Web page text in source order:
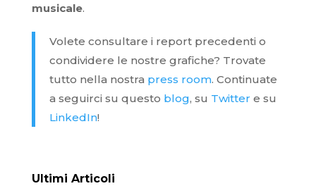
musicale.
Volete consultare i report precedenti o
condividere le nostre grafiche? Trovate
tutto nella nostra press room. Continuate
a seguirci su questo blog, su Twitter e su
LinkedIn!
Ultimi Articoli